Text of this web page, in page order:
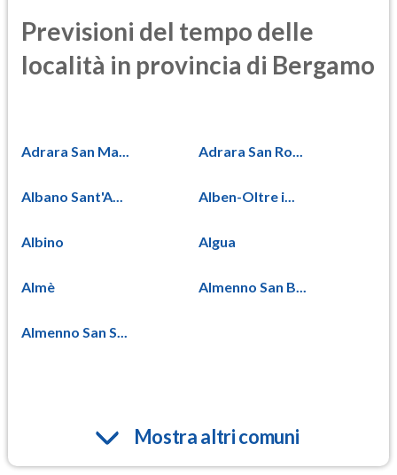
Previsioni del tempo delle
località in provincia di Bergamo
Adrara San Ma... Adrara San Ro...
Albano Sant'A... Alben-Oltre i...
Albino Algua
Almè Almenno San B...
Almenno San S...
Mostra altri comuni